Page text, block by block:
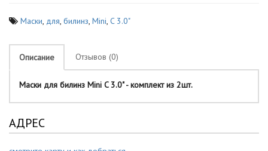
Маски, для, билинз, Mini, C 3.0"
Описание Отзывов (0)
Маски для билинз Mini C 3.0" - комплект из 2шт.
АДРЕС